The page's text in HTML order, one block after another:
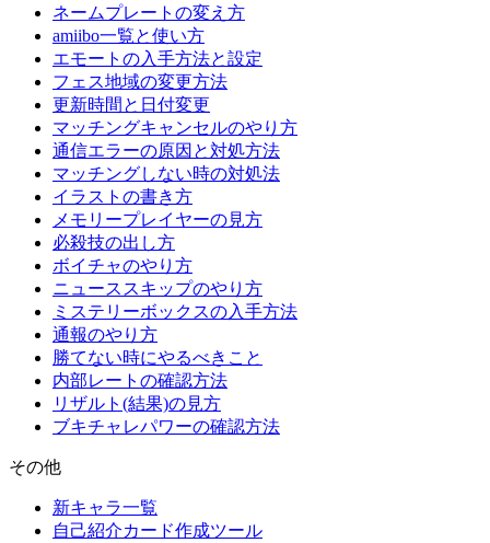
ネームプレートの変え方
amiibo一覧と使い方
エモートの入手方法と設定
フェス地域の変更方法
更新時間と日付変更
マッチングキャンセルのやり方
通信エラーの原因と対処方法
マッチングしない時の対処法
イラストの書き方
メモリープレイヤーの見方
必殺技の出し方
ボイチャのやり方
ニューススキップのやり方
ミステリーボックスの入手方法
通報のやり方
勝てない時にやるべきこと
内部レートの確認方法
リザルト(結果)の見方
ブキチャレパワーの確認方法
その他
新キャラ一覧
自己紹介カード作成ツール